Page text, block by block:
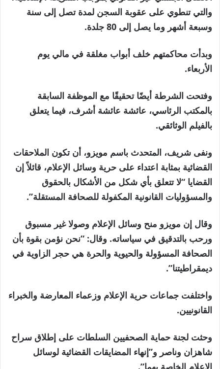
والتي تنطوي على عقوبة السجن لمدة تصل إلى سنة
وسبعة أشهر وما يصل إلى 80 جلدة.
وبدأت محاكمتهم خلف أبواب مغلقة في مالي يوم
الأربعاء.
وفتحت الشرطة أيضًا تحقيقًا مع الموظفة السابقة
بالمكتب الرئاسي، عائشة عائشة أشرف، فيما يتعلق
بالفيلم الوثائقي.
ونفى شريف، المتحدث باسم مويزو، أن تكون الملاحقات
القضائية بمثابة اعتداء على حرية وسائل الإعلام، قائلاً إن
القضايا “لا تتعلق بأي شكل من الأشكال بالحقوق
والمسؤوليات القانونية المكفولة للصحافة المستقلة”.
وقال إن مويزو منح وسائل الإعلام وصولا غير مسبوق
ورحب بالتدقيق في سياساته. وقال: “نحن نؤمن بقوة بأن
الصحافة المسؤولة والحيوية والحرة هي حجر الزاوية في
ديمقراطيتنا”.
واختلفت جماعات حرية الإعلام وزعماء المعارضة والخبراء
القانونيين.
وحثت لجنة حماية الصحفيين السلطات على إطلاق سراح
شاهزان وناصر و”إنهاء المضايقات القضائية لوسائل
الإعلام الخاصة بهما”.